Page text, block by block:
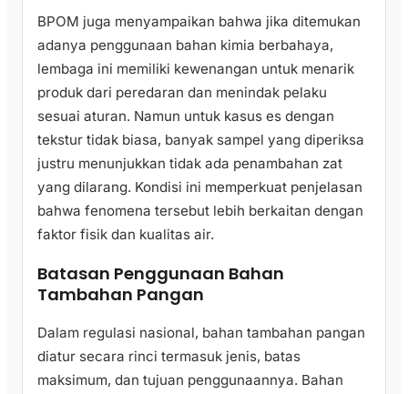
BPOM juga menyampaikan bahwa jika ditemukan
adanya penggunaan bahan kimia berbahaya,
lembaga ini memiliki kewenangan untuk menarik
produk dari peredaran dan menindak pelaku
sesuai aturan. Namun untuk kasus es dengan
tekstur tidak biasa, banyak sampel yang diperiksa
justru menunjukkan tidak ada penambahan zat
yang dilarang. Kondisi ini memperkuat penjelasan
bahwa fenomena tersebut lebih berkaitan dengan
faktor fisik dan kualitas air.
Batasan Penggunaan Bahan
Tambahan Pangan
Dalam regulasi nasional, bahan tambahan pangan
diatur secara rinci termasuk jenis, batas
maksimum, dan tujuan penggunaannya. Bahan